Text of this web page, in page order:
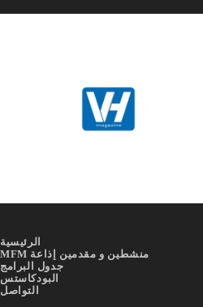
الرئيسية
منشطين و مقدمين إذاعة MFM
جدول البرامج
البودكاستس
التواصل